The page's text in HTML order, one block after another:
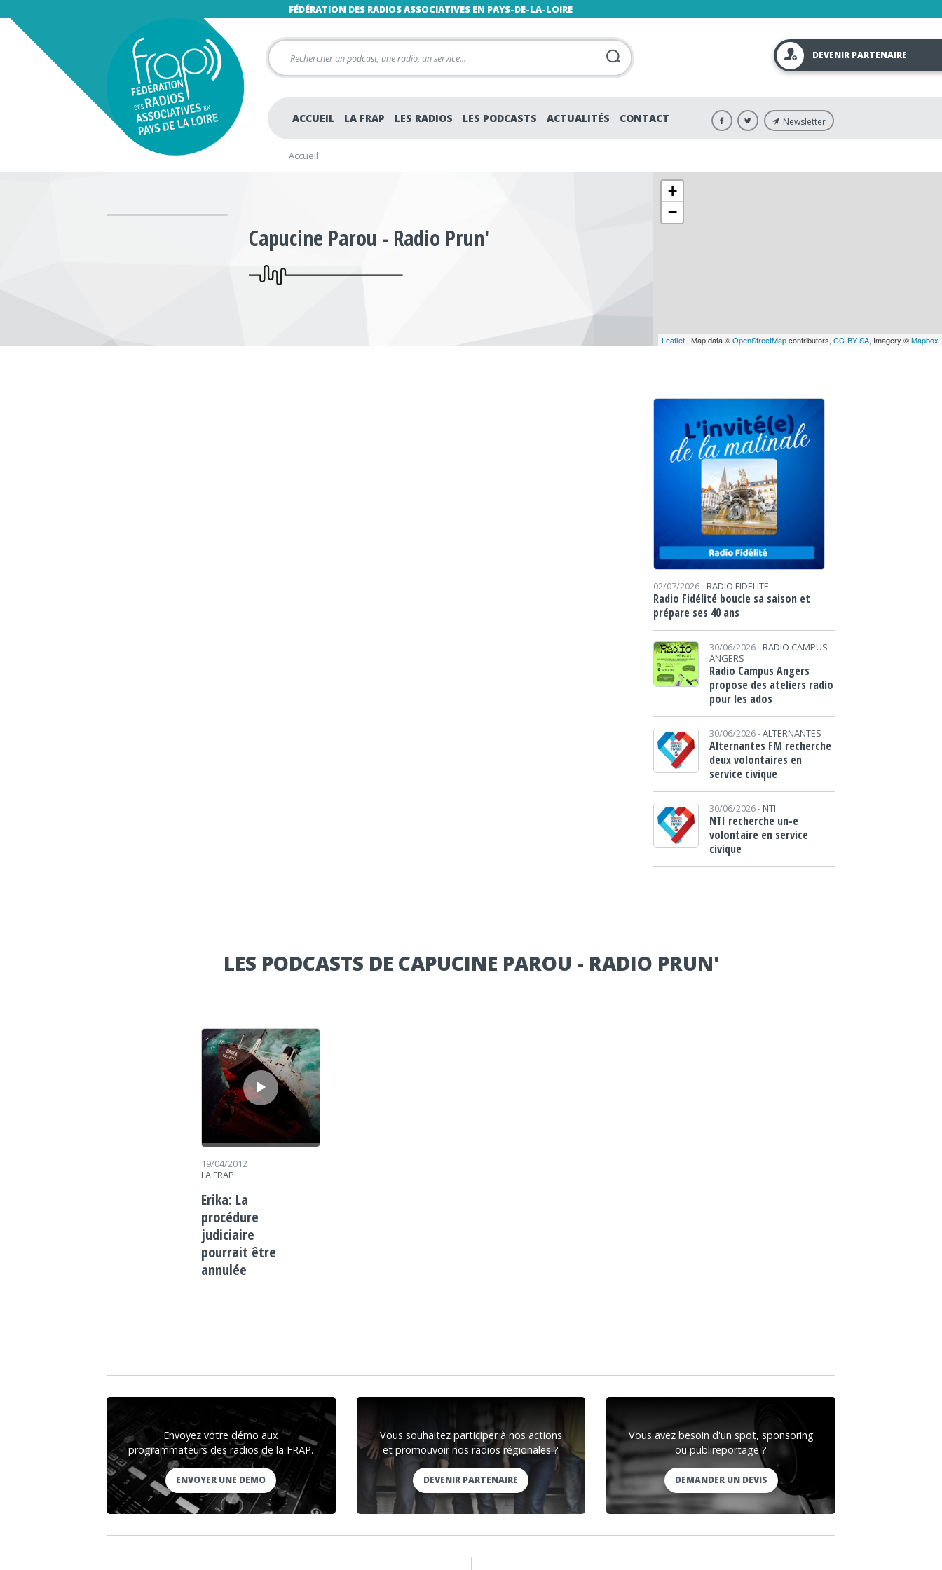
FÉDÉRATION DES RADIOS ASSOCIATIVES EN PAYS-DE-LA-LOIRE
DEVENIR PARTENAIRE
ACCUEIL LA FRAP LES RADIOS LES PODCASTS ACTUALITÉS CONTACT Newsletter
Accueil
Capucine Parou - Radio Prun'
+
−
Leaflet | Map data ©OpenStreetMapcontributors, CC-BY-SA, Imagery ©Mapbox
02/07/2026 - RADIO FIDÉLITÉ
Radio Fidélité boucle sa saison et
prépare ses 40 ans
30/06/2026 - RADIO CAMPUS
ANGERS
Radio Campus Angers
propose des ateliers radio
pour les ados
30/06/2026 -ALTERNANTES
Alternantes FM recherche
deux volontaires en
service civique
30/06/2026 - NTI
NTI recherche un-e
volontaire en service
civique
LES PODCASTS DE CAPUCINE PAROU - RADIO PRUN'
Lecteur audio
19/04/2012
LA FRAP
Erika: La
procédure
judiciaire
pourrait être
annulée
Envoyez votre démo aux
programmateurs des radios de la FRAP.
ENVOYER UNE DEMO
Vous souhaitez participer à nos actions
et promouvoir nos radios régionales ?
DEVENIR PARTENAIRE
Vous avez besoin d'un spot, sponsoring
ou publireportage ?
DEMANDER UN DEVIS